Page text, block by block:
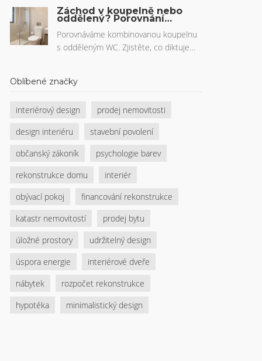
materiálů a samotavlažovacích systémů
Záchod v koupelně nebo
oddělený? Porovnání
výhod, norem a cen za
rekonstrukci
Porovnáváme kombinovanou koupelnu
s odděleným WC. Zjistěte, co diktuje
bytech klíčová.
Oblíbené značky
interiérový design
prodej nemovitosti
design interiéru
stavební povolení
občanský zákoník
psychologie barev
rekonstrukce domu
interiér
obývací pokoj
financování rekonstrukce
katastr nemovitostí
prodej bytu
úložné prostory
udržitelný design
úspora energie
interiérové dveře
nábytek
rozpočet rekonstrukce
hypotéka
minimalistický design